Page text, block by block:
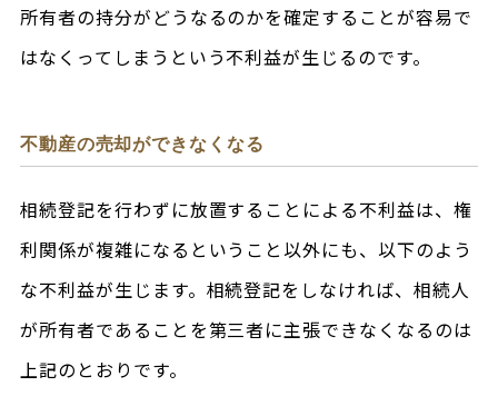
所有者の持分がどうなるのかを確定することが容易で
はなくってしまうという不利益が生じるのです。
不動産の売却ができなくなる
相続登記を行わずに放置することによる不利益は、権
利関係が複雑になるということ以外にも、以下のよう
な不利益が生じます。相続登記をしなければ、相続人
が所有者であることを第三者に主張できなくなるのは
上記のとおりです。